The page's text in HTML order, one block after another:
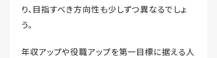
り、目指すべき方向性も少しずつ異なるでしょ
う。
年収アップや役職アップを第一目標に据える人